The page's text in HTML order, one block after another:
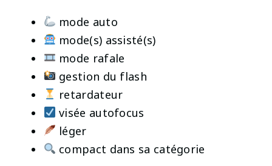
mode auto
mode(s) assisté(s)
mode rafale
gestion du flash
retardateur
visée autofocus
léger
compact dans sa catégorie